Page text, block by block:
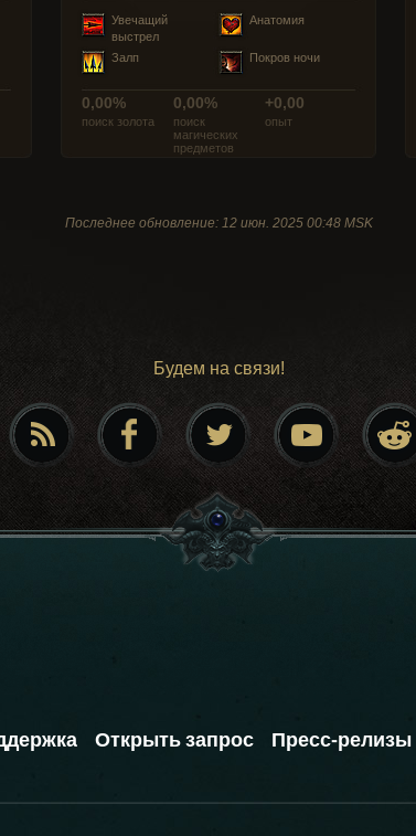
Увечащий
выстрел
Анатомия
Залп Покров ночи
0,00%
поиск золота
0,00%
поиск
магических
предметов
+0,00
опыт
Последнее обновление: 12 июн. 2025 00:48 MSK
Будем на связи!